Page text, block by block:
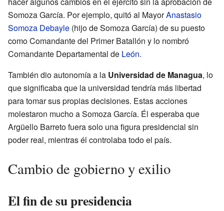
Somoza García. Por ejemplo, quitó al MayorAnastasio
Somoza Debayle (hijo de Somoza García) de su puesto
como Comandante del Primer Batallón y lo nombró
Comandante Departamental de León.
También dio autonomía a la Universidad de Managua, lo
que significaba que la universidad tendría más libertad
para tomar sus propias decisiones. Estas acciones
molestaron mucho a Somoza García. Él esperaba que
Argüello Barreto fuera solo una figura presidencial sin
poder real, mientras él controlaba todo el país.
Cambio de gobierno y exilio
El fin de su presidencia